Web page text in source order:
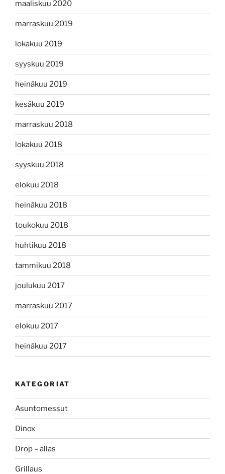
maaliskuu 2020
marraskuu 2019
lokakuu 2019
syyskuu 2019
heinäkuu 2019
kesäkuu 2019
marraskuu 2018
lokakuu 2018
syyskuu 2018
elokuu 2018
heinäkuu 2018
toukokuu 2018
huhtikuu 2018
tammikuu 2018
joulukuu 2017
marraskuu 2017
elokuu 2017
heinäkuu 2017
KATEGORIAT
Asuntomessut
Dinox
Drop – allas
Grillaus